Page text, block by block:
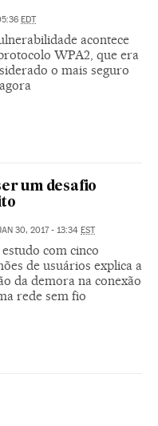
EDT
acontece
WPA2, que era
o mais seguro
um desafio
30, 2017 - 13:34 EST
com cinco
de usuários explica a
da demora na conexão
rede sem fio